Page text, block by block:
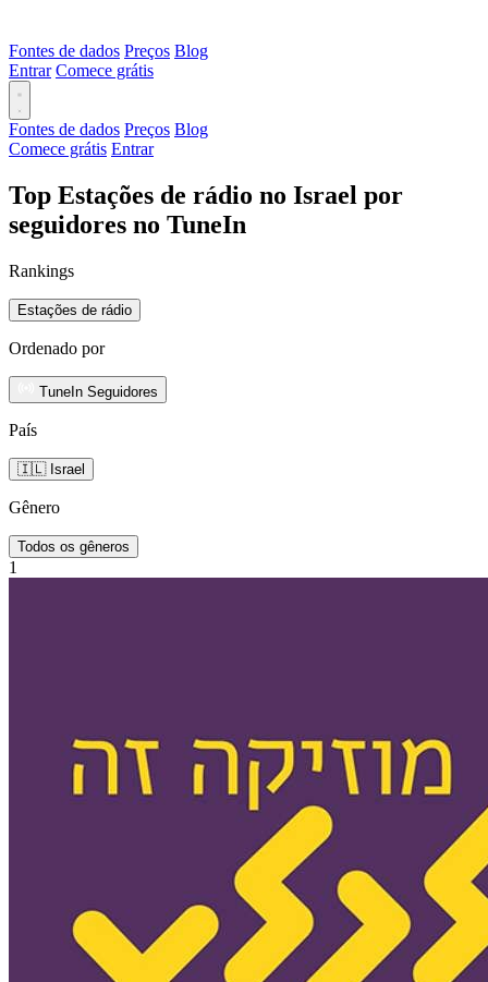
Fontes de dados Preços Blog
Entrar Comece grátis
Fontes de dados Preços Blog
Comece grátis Entrar
Top Estações de rádio no Israel por
seguidores no TuneIn
Rankings
Estações de rádio
Ordenado por
TuneIn Seguidores
País
🇮🇱 Israel
Gênero
Todos os gêneros
1